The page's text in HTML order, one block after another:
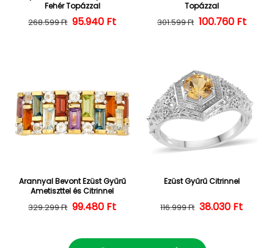
Fehér Topázzal
Normál ár
268.599 Ft Kedvezményes ár
95.940 Ft
Topázzal
Normál ár
301.599 Ft 100.760 Ft
Arannyal Bevont Ezüst Gyűrű
Ametiszttel és Citrinnel
Normál ár
329.299 Ft Kedvezményes ár
99.480 Ft
Ezüst Gyűrű Citrinnel
Normál ár
116.999 Ft 38.030 Ft